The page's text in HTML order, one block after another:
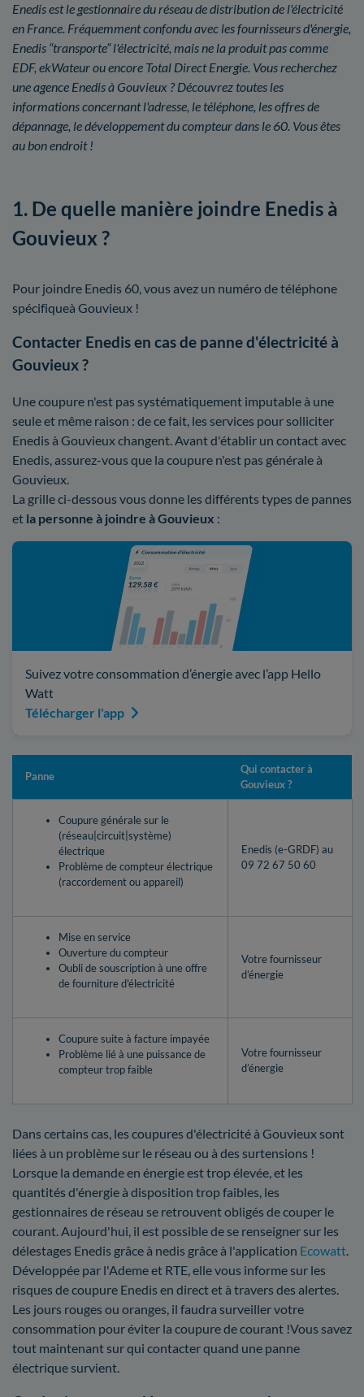
Enedis est le gestionnaire du réseau de distribution de l'électricité
en France. Fréquemment confondu avec les fournisseurs d'énergie,
Enedis “transporte” l'électricité, mais ne la produit pas comme
EDF, ekWateur ou encore Total Direct Energie. Vous recherchez
une agence Enedis à Gouvieux ? Découvrez toutes les
informations concernant l'adresse, le téléphone, les offres de
dépannage, le développement du compteur dans le 60. Vous êtes
au bon endroit !
1. De quelle manière joindre Enedis à
Gouvieux ?
Pour joindre Enedis 60, vous avez un numéro de téléphone
spécifiqueà Gouvieux !
Contacter Enedis en cas de panne d'électricité à
Gouvieux ?
Une coupure n'est pas systématiquement imputable à une
seule et même raison : de ce fait, les services pour solliciter
Enedis à Gouvieux changent. Avant d'établir un contact avec
Enedis, assurez-vous que la coupure n'est pas générale à
Gouvieux.
La grille ci-dessous vous donne les différents types de pannes
et la personne à joindre à Gouvieux :
Suivez votre consommation d’énergie avec l’app Hello
Watt
Télécharger l'app
Panne
Qui contacter à
Gouvieux ?
Coupure générale sur le
(réseau|circuit|système)
électrique
Problème de compteur électrique
(raccordement ou appareil)
Enedis (e-GRDF) au
09 72 67 50 60
Mise en service
Ouverture du compteur
Oubli de souscription à une offre
de fourniture d'électricité
Votre fournisseur
d’énergie
Coupure suite à facture impayée
Problème lié à une puissance de
compteur trop faible
Votre fournisseur
d’énergie
Dans certains cas, les coupures d'électricité à Gouvieux sont
liées à un problème sur le réseau ou à des surtensions !
Lorsque la demande en énergie est trop élevée, et les
quantités d'énergie à disposition trop faibles, les
gestionnaires de réseau se retrouvent obligés de couper le
courant. Aujourd'hui, il est possible de se renseigner sur les
délestages Enedis grâce à nedis grâce à l'application Ecowatt.
Développée par l'Ademe et RTE, elle vous informe sur les
risques de coupure Enedis en direct et à travers des alertes.
Les jours rouges ou oranges, il faudra surveiller votre
consommation pour éviter la coupure de courant !Vous savez
tout maintenant sur qui contacter quand une panne
électrique survient.